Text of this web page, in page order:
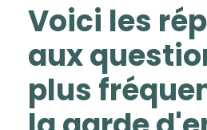
Voici les
aux
plus